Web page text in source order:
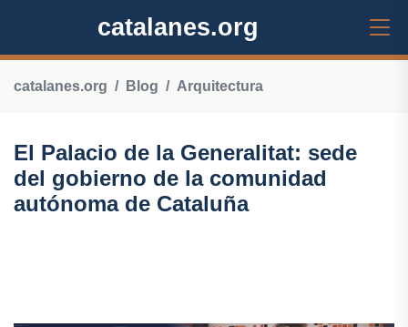
catalanes.org
catalanes.org Blog Arquitectura
El Palacio de la Generalitat: sede
del gobierno de la comunidad
autónoma de Cataluña